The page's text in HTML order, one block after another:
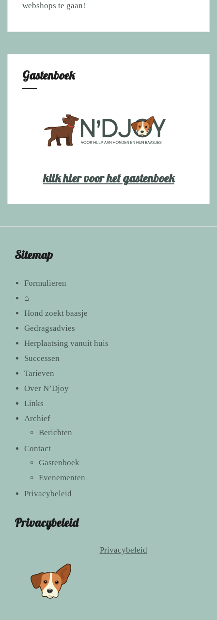
webshops te gaan!
Gastenboek
klik hier voor het gastenboek
Sitemap
Formulieren
⌂
Hond zoekt baasje
Gedragsadvies
Herplaatsing vanuit huis
Successen
Tarieven
Over N’Djoy
Links
Archief
Berichten
Contact
Gastenboek
Evenementen
Privacybeleid
Privacybeleid
Privacybeleid